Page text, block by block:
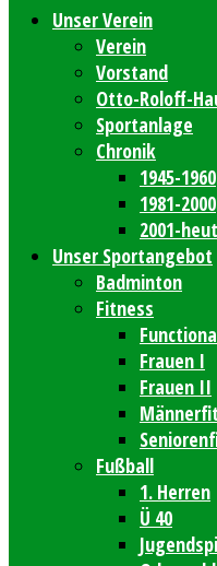
Unser Verein
Verein
Vorstand
Otto-Roloff-
Sportanlage
Chronik
1945-1960
1981-2000
2001-
Unser Sportangebot
Badminton
Fitness
Frauen I
Frauen II
Fußball
1. Herren
Ü 40